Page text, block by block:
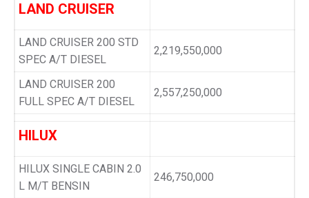
LAND CRUISER
LAND CRUISER 200 STD
SPEC A/T DIESEL
2,219,550,000
LAND CRUISER 200
FULL SPEC A/T DIESEL
2,557,250,000
HILUX
HILUX SINGLE CABIN 2.0
L M/T BENSIN
246,750,000